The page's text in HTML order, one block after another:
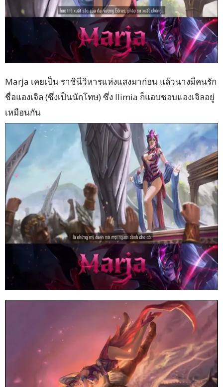
Marja เคยเป็น ราชินีวิหารแห่งแสงมาก่อน แล้วนางมีคนรัก
ชื่อแองเจิล (ซึ่งเป็นนักโทษ) ซึ่ง Ilimia ก็แอบชอบแองเจิลอยู่
เหมือนกัน